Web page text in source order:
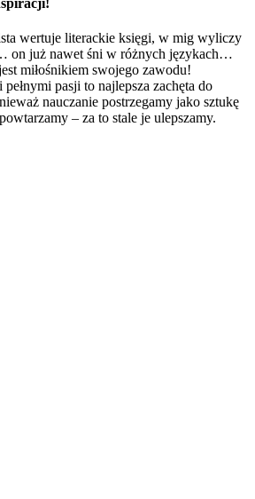
wertuje literackie księgi, w mig wyliczy
on już nawet śni w różnych językach…
miłośnikiem swojego zawodu!
pasji to najlepsza zachęta do
nauczanie postrzegamy jako sztukę
– za to stale je ulepszamy.